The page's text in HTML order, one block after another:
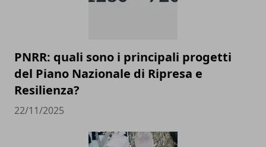
PNRR: quali sono i principali progetti
del Piano Nazionale di Ripresa e
Resilienza?
22/11/2025